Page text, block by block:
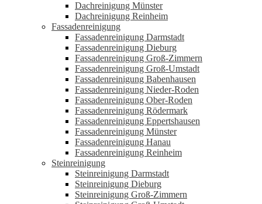
Dachreinigung Münster
Dachreinigung Reinheim
Fassadenreinigung
Fassadenreinigung Darmstadt
Fassadenreinigung Dieburg
Fassadenreinigung Groß-Zimmern
Fassadenreinigung Groß-Umstadt
Fassadenreinigung Babenhausen
Fassadenreinigung Nieder-Roden
Fassadenreinigung Ober-Roden
Fassadenreinigung Rödermark
Fassadenreinigung Eppertshausen
Fassadenreinigung Münster
Fassadenreinigung Hanau
Fassadenreinigung Reinheim
Steinreinigung
Steinreinigung Darmstadt
Steinreinigung Dieburg
Steinreinigung Groß-Zimmern